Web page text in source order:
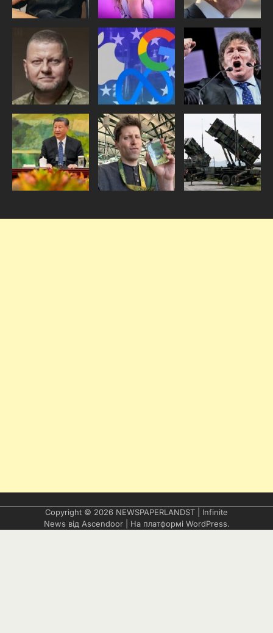
Copyright © 2026 NEWSPAPERLANDST | Infinite
News від Ascendoor| На платформі WordPress.